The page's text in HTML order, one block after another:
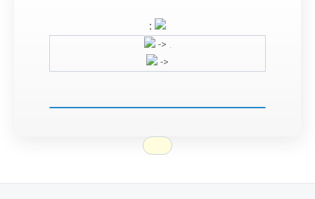
:
-> .
->